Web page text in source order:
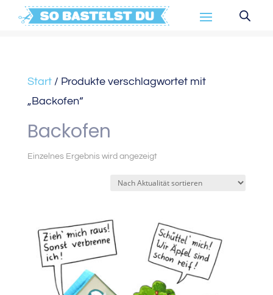
Start/ Produkte verschlagwortet mit
„Backofen“
Backofen
Einzelnes Ergebnis wird angezeigt